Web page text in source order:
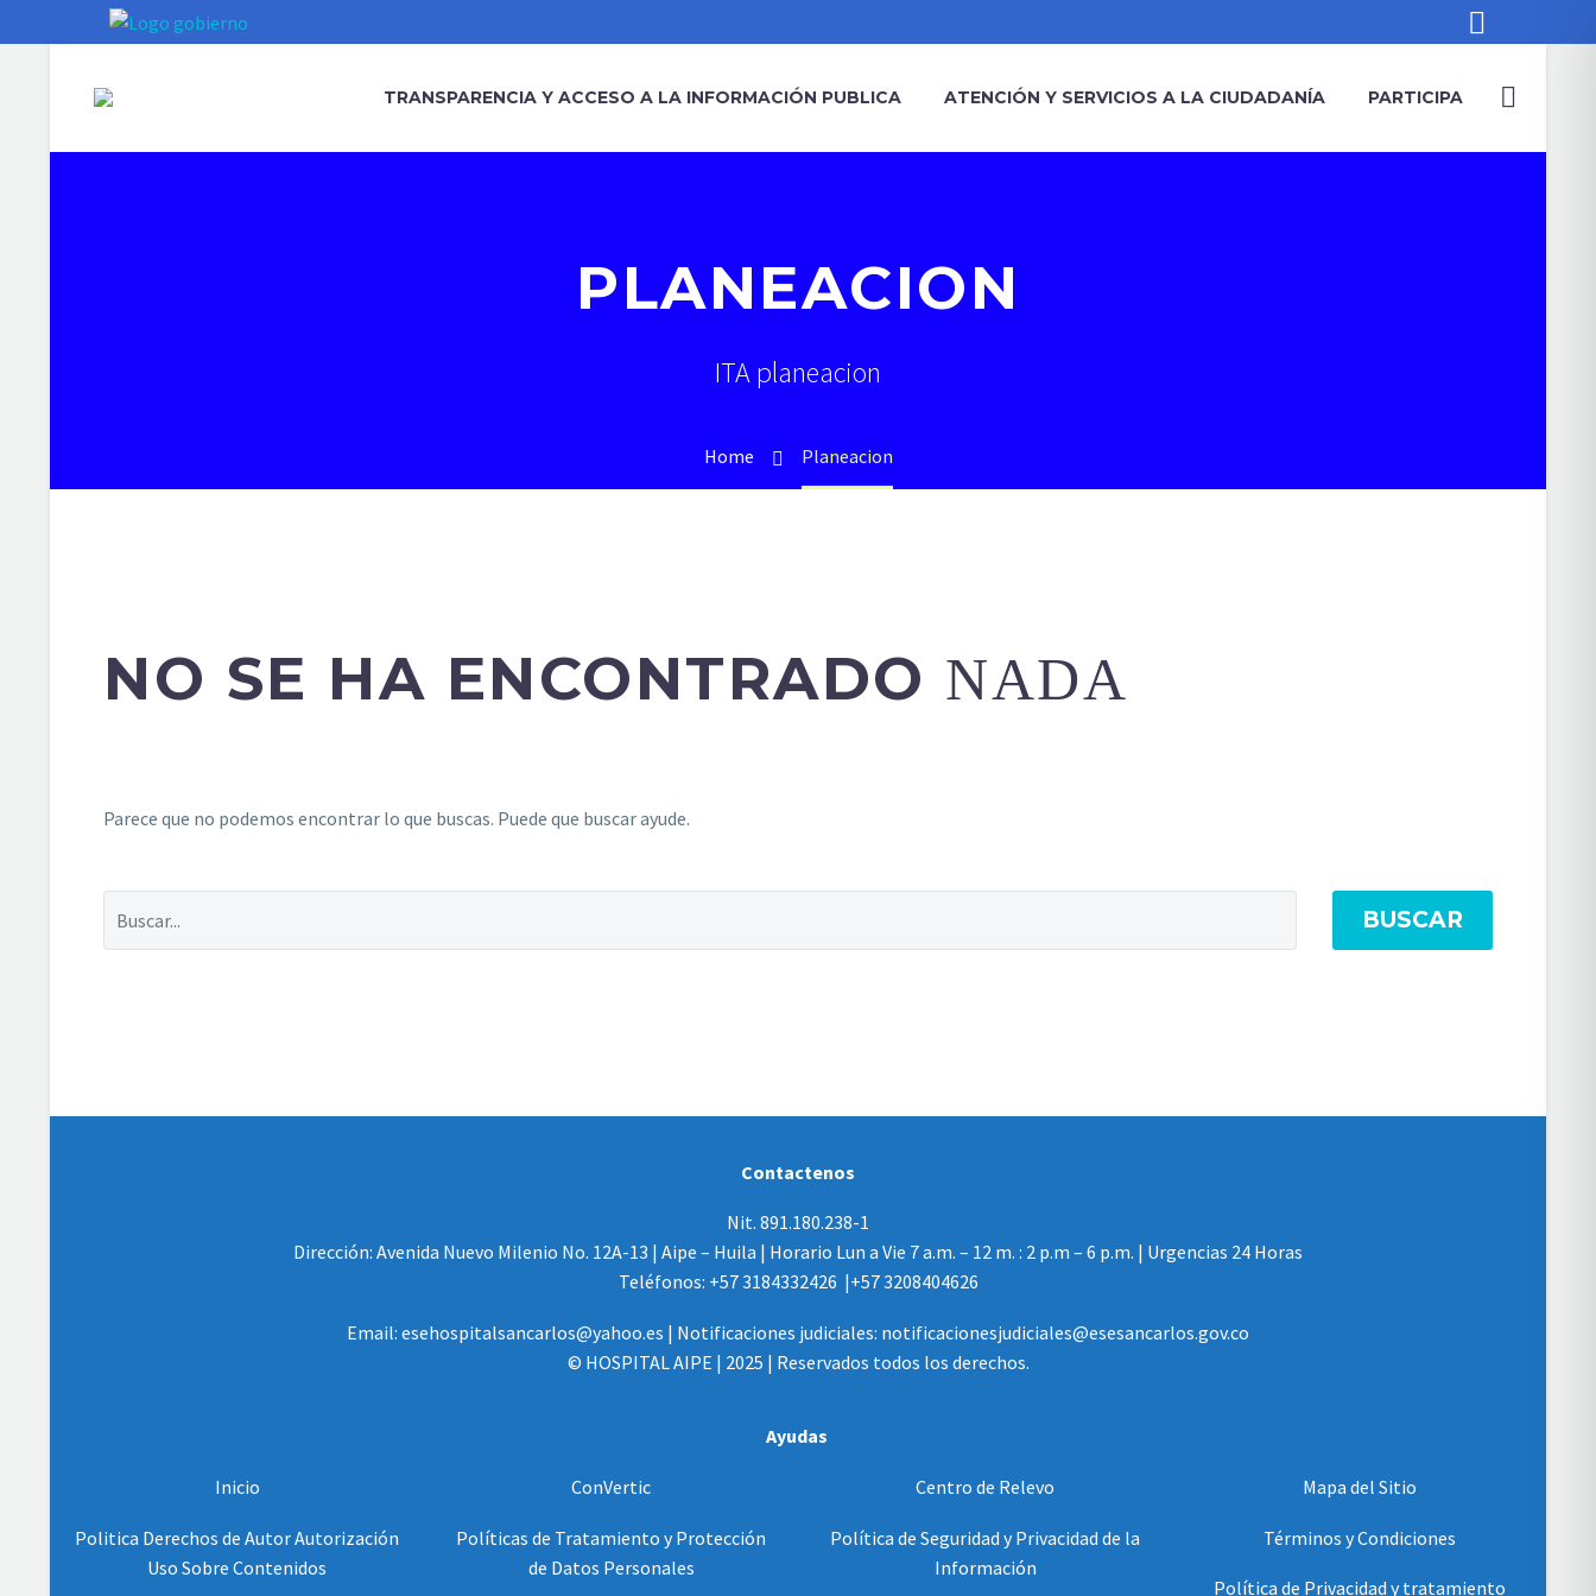
TRANSPARENCIA Y ACCESO A LA INFORMACIÓN PUBLICA ATENCIÓN Y SERVICIOS A LA CIUDADANÍA PARTICIPA
PLANEACION
ITA planeacion
Home Planeacion
NO SE HA ENCONTRADO NADA
Parece que no podemos encontrar lo que buscas. Puede que buscar ayude.
BUSCAR
Contactenos
Nit. 891.180.238-1
Dirección: Avenida Nuevo Milenio No. 12A-13 | Aipe – Huila | Horario Lun a Vie 7 a.m. – 12 m. : 2 p.m – 6 p.m. | Urgencias 24 Horas
Teléfonos: +57 3184332426 |+57 3208404626
Email: esehospitalsancarlos@yahoo.es | Notificaciones judiciales: notificacionesjudiciales@esesancarlos.gov.co
© HOSPITAL AIPE | 2025 | Reservados todos los derechos.
Ayudas
Inicio
Politica Derechos de Autor Autorización
Uso Sobre Contenidos
ConVertic
Políticas de Tratamiento y Protección
de Datos Personales
Centro de Relevo
Política de Seguridad y Privacidad de la
Información
Mapa del Sitio
Términos y Condiciones
Política de Privacidad y tratamiento